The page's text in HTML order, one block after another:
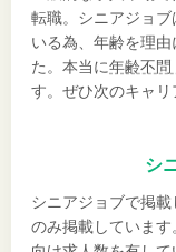
転職。シニアジョブ
いる為、年齢を理
た。本当に年齢不問
す。ぜひ次のキャリ
シ
シニアジョブで掲
のみ掲載しています